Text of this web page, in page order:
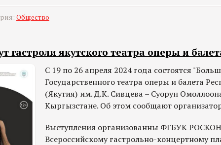
Общество
гастроли якутского театра оперы и
С 19 по 26 апреля 2024 года состоятся
Государственного театра оперы и балета
(Якутия) им. Д.К. Сивцева – Суорун
Кыргызстане. Об этом сообщают
Выступления организованны ФГБУК
Всероссийскому гастрольно-концертному